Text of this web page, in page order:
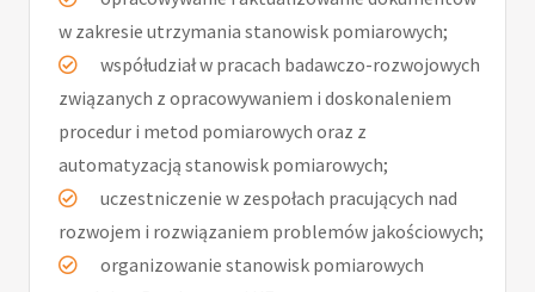
w zakresie utrzymania stanowisk pomiarowych;
współudział w pracach badawczo-rozwojowych
związanych z opracowywaniem i doskonaleniem
procedur i metod pomiarowych oraz z
automatyzacją stanowisk pomiarowych;
uczestniczenie w zespołach pracujących nad
rozwojem i rozwiązaniem problemów jakościowych;
organizowanie stanowisk pomiarowych